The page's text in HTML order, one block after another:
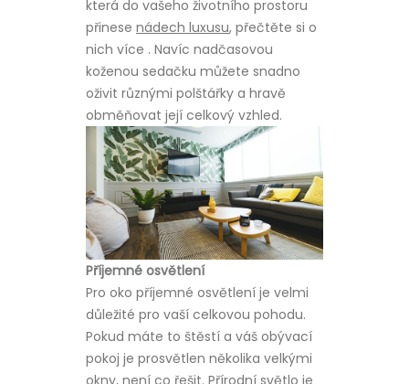
která do vašeho životního prostoru
přinese nádech luxusu, přečtěte si o
nich více . Navíc nadčasovou
koženou sedačku můžete snadno
oživit různými polštářky a hravě
obměňovat její celkový vzhled.
Příjemné osvětlení
Pro oko příjemné osvětlení je velmi
důležité pro vaší celkovou pohodu.
Pokud máte to štěstí a váš obývací
pokoj je prosvětlen několika velkými